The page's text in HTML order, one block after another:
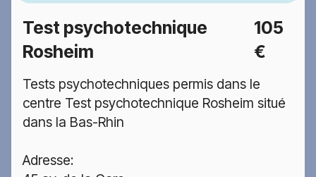
Test psychotechnique
Rosheim
105
€
Tests psychotechniques permis dans le
centre Test psychotechnique Rosheim situé
dans la Bas-Rhin
Adresse: